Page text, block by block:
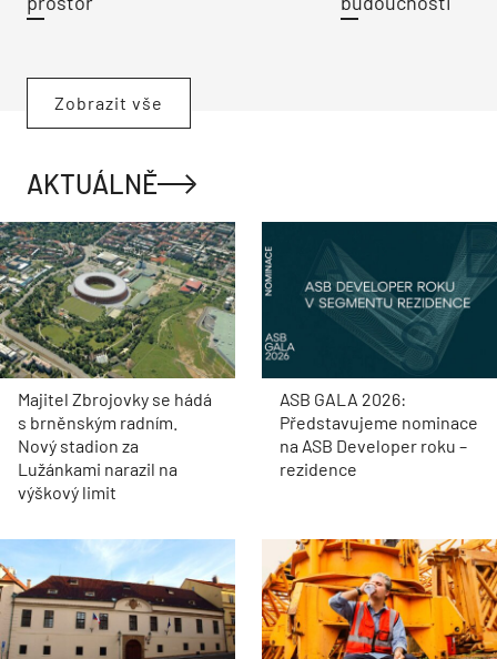
Zobrazit vše
AKTUÁLNĚ
Majitel Zbrojovky se hádá
s brněnským radním.
Nový stadion za
Lužánkami narazil na
výškový limit
ASB GALA 2026:
Představujeme nominace
na ASB Developer roku –
rezidence